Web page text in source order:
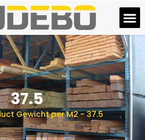
37.5
Gewicht per M2-37.5